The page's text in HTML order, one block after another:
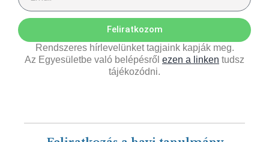
Feliratkozom
Rendszeres hírlevelünket tagjaink kapják meg.
Az Egyesületbe való belépésről ezen a linken tudsz
tájékozódni.